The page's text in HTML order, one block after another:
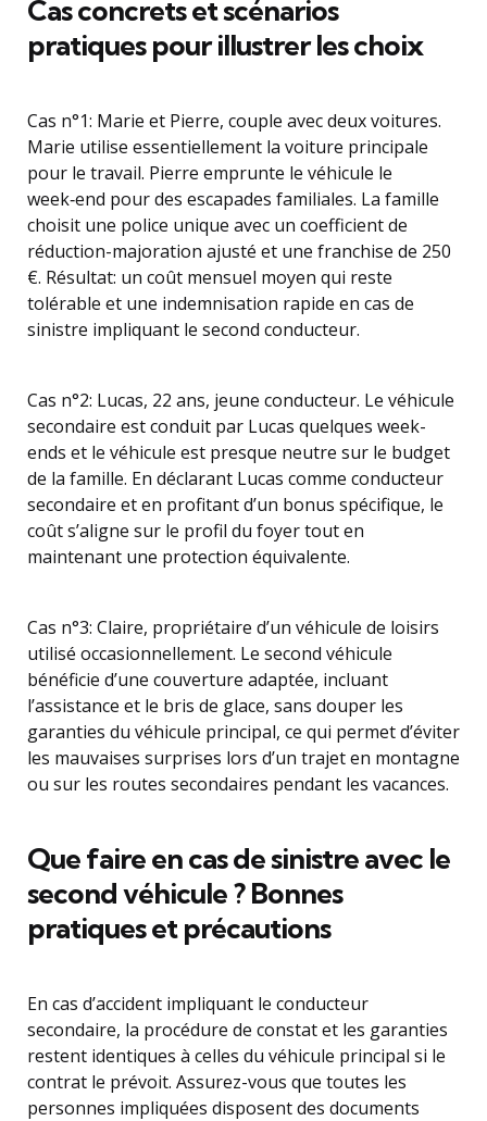
Cas concrets et scénarios
pratiques pour illustrer les choix
Cas n°1: Marie et Pierre, couple avec deux voitures.
Marie utilise essentiellement la voiture principale
pour le travail. Pierre emprunte le véhicule le
week‑end pour des escapades familiales. La famille
choisit une police unique avec un coefficient de
réduction-majoration ajusté et une franchise de 250
€. Résultat: un coût mensuel moyen qui reste
tolérable et une indemnisation rapide en cas de
sinistre impliquant le second conducteur.
Cas n°2: Lucas, 22 ans, jeune conducteur. Le véhicule
secondaire est conduit par Lucas quelques week-
ends et le véhicule est presque neutre sur le budget
de la famille. En déclarant Lucas comme conducteur
secondaire et en profitant d’un bonus spécifique, le
coût s’aligne sur le profil du foyer tout en
maintenant une protection équivalente.
Cas n°3: Claire, propriétaire d’un véhicule de loisirs
utilisé occasionnellement. Le second véhicule
bénéficie d’une couverture adaptée, incluant
l’assistance et le bris de glace, sans douper les
garanties du véhicule principal, ce qui permet d’éviter
les mauvaises surprises lors d’un trajet en montagne
ou sur les routes secondaires pendant les vacances.
Que faire en cas de sinistre avec le
second véhicule ? Bonnes
pratiques et précautions
En cas d’accident impliquant le conducteur
secondaire, la procédure de constat et les garanties
restent identiques à celles du véhicule principal si le
contrat le prévoit. Assurez-vous que toutes les
personnes impliquées disposent des documents